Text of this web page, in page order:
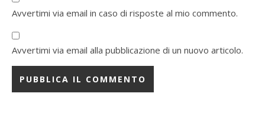
Avvertimi via email in caso di risposte al mio commento.
Avvertimi via email alla pubblicazione di un nuovo articolo.